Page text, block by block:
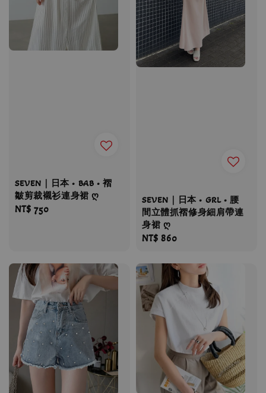
SEVEN｜日本 • BAB • 褶
皺剪裁襯衫連身裙 ღ
Regular
NT$ 750
SEVEN｜日本 • GRL • 腰
間立體抓褶修身細肩帶連
身裙 ღ
Regular
NT$ 860